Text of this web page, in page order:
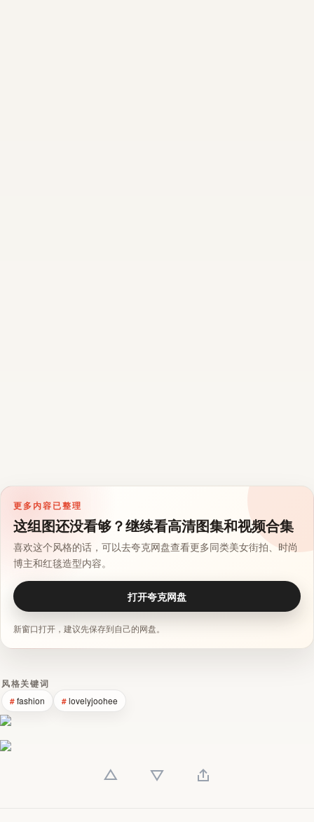
更多内容已整理
这组图还没看够？继续看高清图集和视频合集
喜欢这个风格的话，可以去夸克网盘查看更多同类美女街拍、时尚
博主和红毯造型内容。
打开夸克网盘
新窗口打开，建议先保存到自己的网盘。
风格关键词
fashion lovelyjoohee